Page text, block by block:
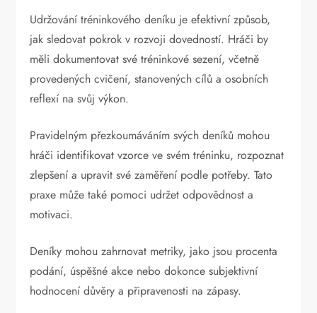
Udržování tréninkového deníku je efektivní způsob,
jak sledovat pokrok v rozvoji dovedností. Hráči by
měli dokumentovat své tréninkové sezení, včetně
provedených cvičení, stanovených cílů a osobních
reflexí na svůj výkon.
Pravidelným přezkoumáváním svých deníků mohou
hráči identifikovat vzorce ve svém tréninku, rozpoznat
zlepšení a upravit své zaměření podle potřeby. Tato
praxe může také pomoci udržet odpovědnost a
motivaci.
Deníky mohou zahrnovat metriky, jako jsou procenta
podání, úspěšné akce nebo dokonce subjektivní
hodnocení důvěry a připravenosti na zápasy.